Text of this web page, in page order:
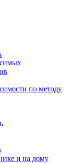
по методу
и на дому